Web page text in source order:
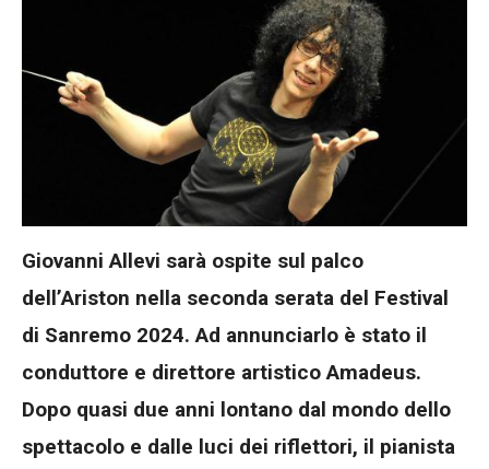
Giovanni Allevi sarà ospite sul palco
dell’Ariston nella seconda serata del Festival
di Sanremo 2024. Ad annunciarlo è stato il
conduttore e direttore artistico Amadeus.
Dopo quasi due anni lontano dal mondo dello
spettacolo e dalle luci dei riflettori, il pianista